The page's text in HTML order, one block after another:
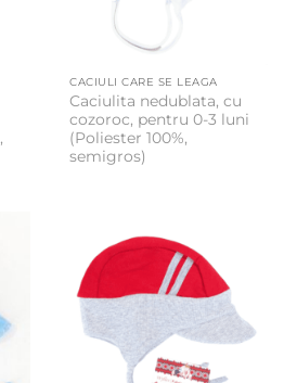
CACIULI CARE SE LEAGA
Caciulita nedublata, cu
cozoroc, pentru 0-3 luni
(Poliester 100%,
semigros)